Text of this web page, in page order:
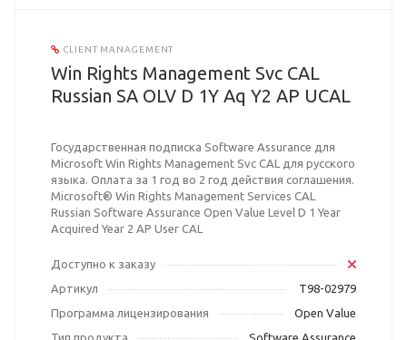
CLIENT MANAGEMENT
Win Rights Management Svc CAL
Russian SA OLV D 1Y Aq Y2 AP UCAL
Государственная подписка Software Assurance для
Microsoft Win Rights Management Svc CAL для русского
языка. Оплата за 1 год во 2 год действия соглашения.
Microsoft® Win Rights Management Services CAL
Russian Software Assurance Open Value Level D 1 Year
Acquired Year 2 AP User CAL
Доступно к заказу
Артикул
T98-02979
Программа лицензирования
Open Value